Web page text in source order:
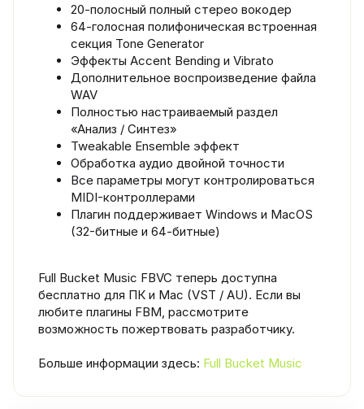
20-полосный полный стерео вокодер
64-голосная полифоническая встроенная
секция Tone Generator
Эффекты Accent Bending и Vibrato
Дополнительное воспроизведение файла
WAV
Полностью настраиваемый раздел
«Анализ / Синтез»
Tweakable Ensemble эффект
Обработка аудио двойной точности
Все параметры могут контролироваться
MIDI-контроллерами
Плагин поддерживает Windows и MacOS
(32-битные и 64-битные)
Full Bucket Music FBVC теперь доступна
бесплатно для ПК и Mac (VST / AU). Если вы
любите плагины FBM, рассмотрите
возможность пожертвовать разработчику.
Больше информации здесь: Full Bucket Music